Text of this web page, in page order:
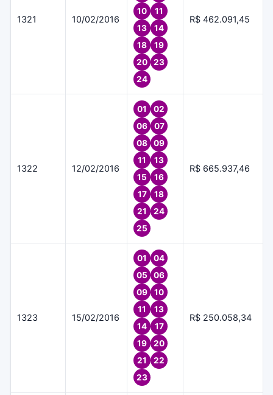
1321 10/02/2016
10
11
13
14
18
19
20
23
24
R$ 462.091,45
1322 12/02/2016
01
02
06
07
08
09
11
13
15
16
17
18
21
24
25
R$ 665.937,46
1323 15/02/2016
01
04
05
06
09
10
11
13
14
17
19
20
21
22
23
R$ 250.058,34